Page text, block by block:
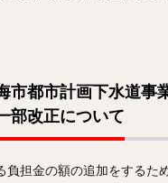
都市計画下水道事
部改正について
負担金の額の追加をするた